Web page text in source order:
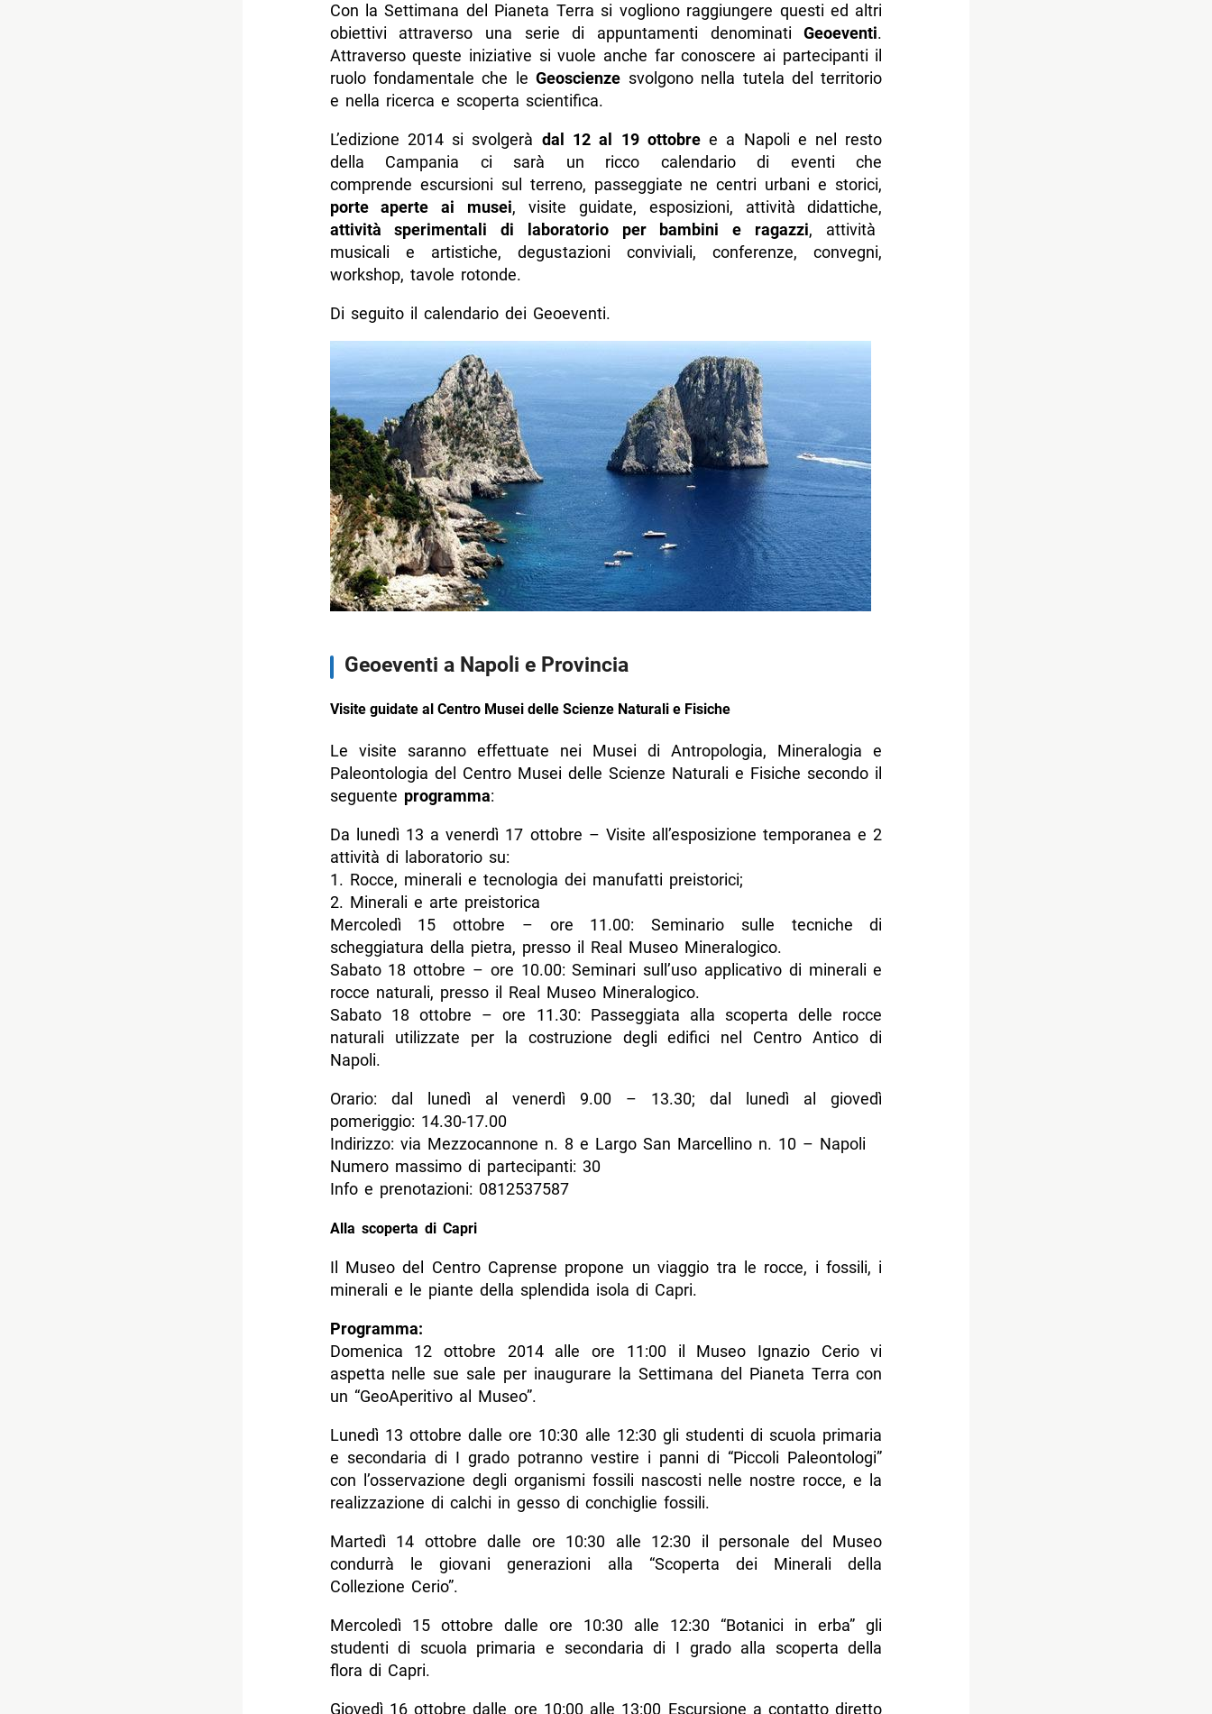
Con la Settimana del Pianeta Terra si vogliono raggiungere questi ed altri
obiettivi attraverso una serie di appuntamenti denominatiGeoeventi.
Attraverso queste iniziative si vuole anche far conoscere ai partecipanti il
ruolo fondamentale che leGeoscienze svolgono nella tutela del territorio
e nella ricerca e scoperta scientifica.
L’edizione 2014 si svolgerà dal 12 al 19 ottobree a Napoli e nel resto
della Campania ci sarà un ricco calendario di eventi che
comprende escursioni sul terreno, passeggiate ne centri urbani e storici,
porte aperte ai musei, visite guidate, esposizioni, attività didattiche,
attività sperimentali di laboratorio per bambini e ragazzi, attività
musicali e artistiche, degustazioni conviviali, conferenze, convegni,
workshop, tavole rotonde.
Di seguito il calendario dei Geoeventi.
Geoeventi a Napoli e Provincia
Visite guidate al Centro Musei delle Scienze Naturali e Fisiche
Le visite saranno effettuate nei Musei di Antropologia, Mineralogia e
Paleontologia del Centro Musei delle Scienze Naturali e Fisiche secondo il
seguente programma:
Da lunedì 13 a venerdì 17 ottobre – Visite all’esposizione temporanea e 2
attività di laboratorio su:
1. Rocce, minerali e tecnologia dei manufatti preistorici;
2. Minerali e arte preistorica
Mercoledì 15 ottobre – ore 11.00: Seminario sulle tecniche di
scheggiatura della pietra, presso il Real Museo Mineralogico.
Sabato 18 ottobre – ore 10.00: Seminari sull’uso applicativo di minerali e
rocce naturali, presso il Real Museo Mineralogico.
Sabato 18 ottobre – ore 11.30: Passeggiata alla scoperta delle rocce
naturali utilizzate per la costruzione degli edifici nel Centro Antico di
Napoli.
Orario: dal lunedì al venerdì 9.00 – 13.30; dal lunedì al giovedì
pomeriggio: 14.30-17.00
Indirizzo: via Mezzocannone n. 8 e Largo San Marcellino n. 10 – Napoli
Numero massimo di partecipanti: 30
Info e prenotazioni: 0812537587
Alla scoperta di Capri
Il Museo del Centro Caprense propone un viaggio tra le rocce, i fossili, i
minerali e le piante della splendida isola di Capri.
Programma:
Domenica 12 ottobre 2014 alle ore 11:00 il Museo Ignazio Cerio vi
aspetta nelle sue sale per inaugurare la Settimana del Pianeta Terra con
un “GeoAperitivo al Museo”.
Lunedì 13 ottobre dalle ore 10:30 alle 12:30 gli studenti di scuola primaria
e secondaria di I grado potranno vestire i panni di “Piccoli Paleontologi”
con l’osservazione degli organismi fossili nascosti nelle nostre rocce, e la
realizzazione di calchi in gesso di conchiglie fossili.
Martedì 14 ottobre dalle ore 10:30 alle 12:30 il personale del Museo
condurrà le giovani generazioni alla “Scoperta dei Minerali della
Collezione Cerio”.
Mercoledì 15 ottobre dalle ore 10:30 alle 12:30 “Botanici in erba” gli
studenti di scuola primaria e secondaria di I grado alla scoperta della
flora di Capri.
Giovedì 16 ottobre dalle ore 10:00 alle 13:00 Escursione a contatto diretto